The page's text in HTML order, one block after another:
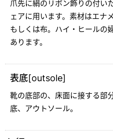
爪先に絹のリボン飾りの付い
ェアに用います。素材はエナ
もしくは布。ハイ・ヒールの
あります。
表底[outsole]
靴の底部の、床面に接する部
底、アウトソール。